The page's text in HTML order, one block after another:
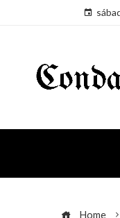
Home